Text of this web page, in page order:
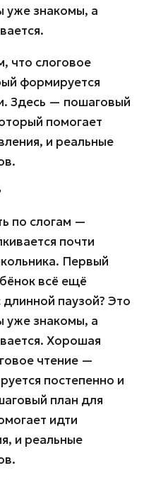
уже знакомы, а
что слоговое
формируется
Здесь — пошаговый
помогает
и реальные
по слогам —
почти
Первый
всё ещё
длинной паузой? Это
уже знакомы, а
Хорошая
чтение —
постепенно и
план для
идти
и реальные